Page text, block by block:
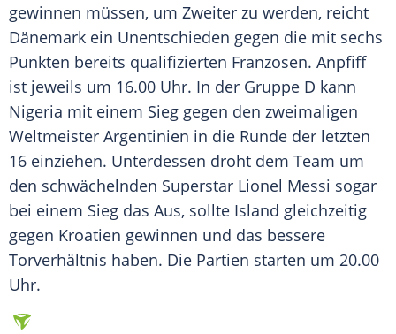
gewinnen müssen, um Zweiter zu werden, reicht
Dänemark ein Unentschieden gegen die mit sechs
Punkten bereits qualifizierten Franzosen. Anpfiff
ist jeweils um 16.00 Uhr. In der Gruppe D kann
Nigeria mit einem Sieg gegen den zweimaligen
Weltmeister Argentinien in die Runde der letzten
16 einziehen. Unterdessen droht dem Team um
den schwächelnden Superstar Lionel Messi sogar
bei einem Sieg das Aus, sollte Island gleichzeitig
gegen Kroatien gewinnen und das bessere
Torverhältnis haben. Die Partien starten um 20.00
Uhr.